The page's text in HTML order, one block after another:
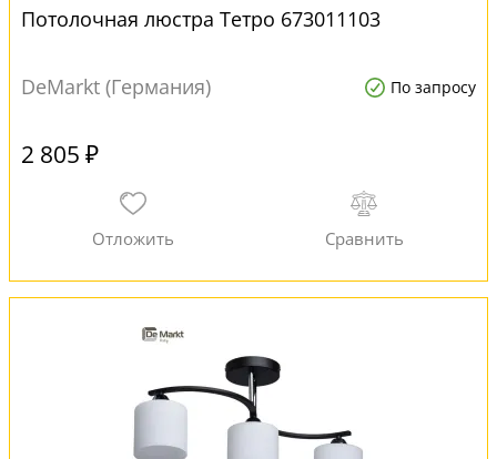
Потолочная люстра Тетро 673011103
DeMarkt (Германия) По запросу
2 805 ₽